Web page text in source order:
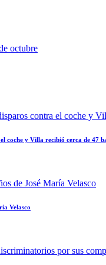
coche y Villa recibió cerca de 47
Velasco